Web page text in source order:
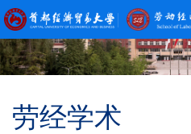
劳经学术